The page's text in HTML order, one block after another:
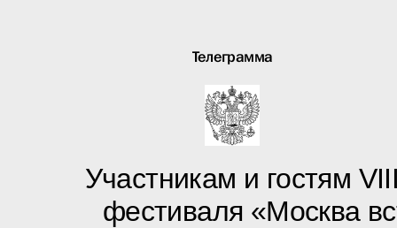
Телеграмма
Участникам и гостям
фестиваля «Москва